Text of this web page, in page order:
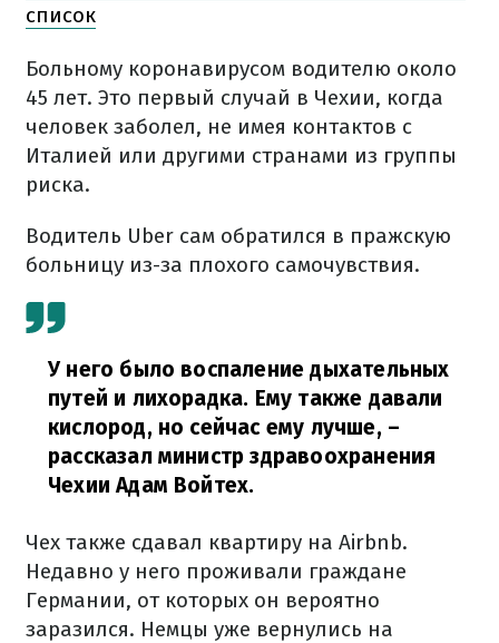
список
Больному коронавирусом водителю около
45 лет. Это первый случай в Чехии, когда
человек заболел, не имея контактов с
Италией или другими странами из группы
риска.
Водитель Uber сам обратился в пражскую
больницу из-за плохого самочувствия.
У него было воспаление дыхательных
путей и лихорадка. Ему также давали
кислород, но сейчас ему лучше, –
рассказал министр здравоохранения
Чехии Адам Войтех.
Чех также сдавал квартиру на Airbnb.
Недавно у него проживали граждане
Германии, от которых он вероятно
заразился. Немцы уже вернулись на